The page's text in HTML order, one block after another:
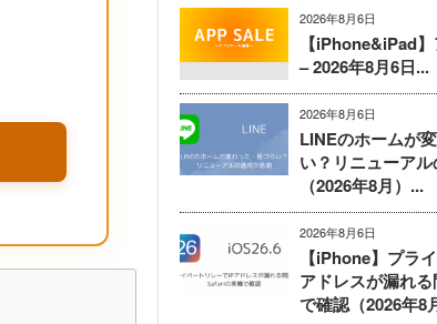
2026年8月6日
【iPhone&iPad
– 2026年8月6日...
2026年8月6日
LINEのホームが
い？リニューア
（2026年8月）...
2026年8月6日
【iPhone】プラ
アドレスが漏れ
で確認（2026年8